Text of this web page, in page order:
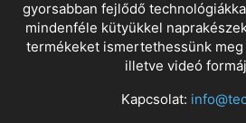
gyorsabban fejlődő
mindenféle kütyükkel
termékeket ismertethessünk
illetve videó
Kapcsolat: